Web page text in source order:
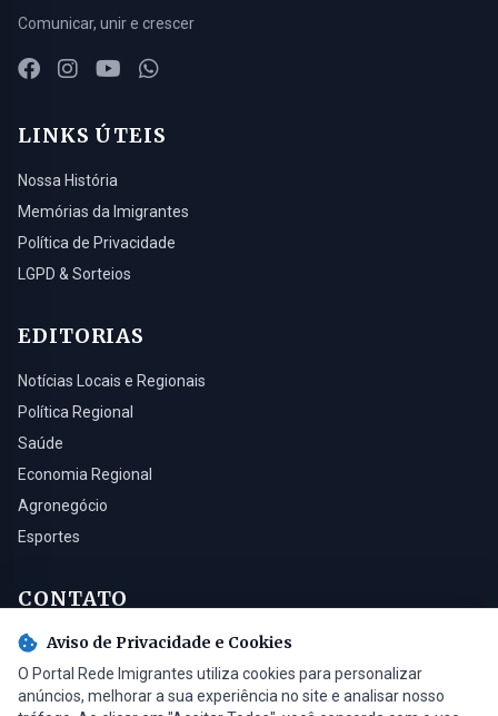
Comunicar, unir e crescer
LINKS ÚTEIS
Nossa História
Memórias da Imigrantes
Política de Privacidade
LGPD & Sorteios
EDITORIAS
Notícias Locais e Regionais
Política Regional
Saúde
Economia Regional
Agronegócio
Esportes
CONTATO
Turvo - SC, 88930-000
(48) 3525-0321
Aviso de Privacidade e Cookies
O Portal Rede Imigrantes utiliza cookies para personalizar
anúncios, melhorar a sua experiência no site e analisar nosso